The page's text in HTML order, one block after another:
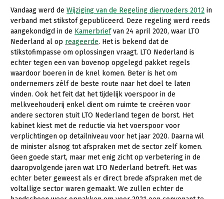
Sterk ondernemerschap
Transitiepaden
Thema’s
Gezonde planten
Gezonde dieren
Natuur, klimaat en energie
Bodem en water
Platteland en omgeving
Mens, ondernemerschap en onderwijs
Internationaal
Sectoren
Vandaag werd de Wijziging van de Regeling diervoeders 2012 in
verband met stikstof gepubliceerd. Deze regeling werd reeds
aangekondigd in de Kamerbriefvan 24 april 2020, waar LTO
Nederland al op reageerde. Het is bekend dat de
stikstofimpasse om oplossingen vraagt. LTO Nederland is
echter tegen een van bovenop opgelegd pakket regels
waardoor boeren in de knel komen. Beter is het om
ondernemers zélf de beste route naar het doel te laten
vinden. Ook het feit dat het tijdelijk voerspoor in de
melkveehouderij enkel dient om ruimte te creëren voor
andere sectoren stuit LTO Nederland tegen de borst. Het
kabinet kiest met de reductie via het voerspoor voor
verplichtingen op detailniveau voor het jaar 2020. Daarna wil
de minister alsnog tot afspraken met de sector zelf komen.
Geen goede start, maar met enig zicht op verbetering in de
daaropvolgende jaren wat LTO Nederland betreft. Het was
echter beter geweest als er direct brede afspraken met de
voltallige sector waren gemaakt. We zullen echter de